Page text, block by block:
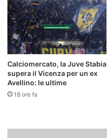
Calciomercato, la Juve Stabia
supera il Vicenza per un ex
Avellino: le ultime
18 ore fa